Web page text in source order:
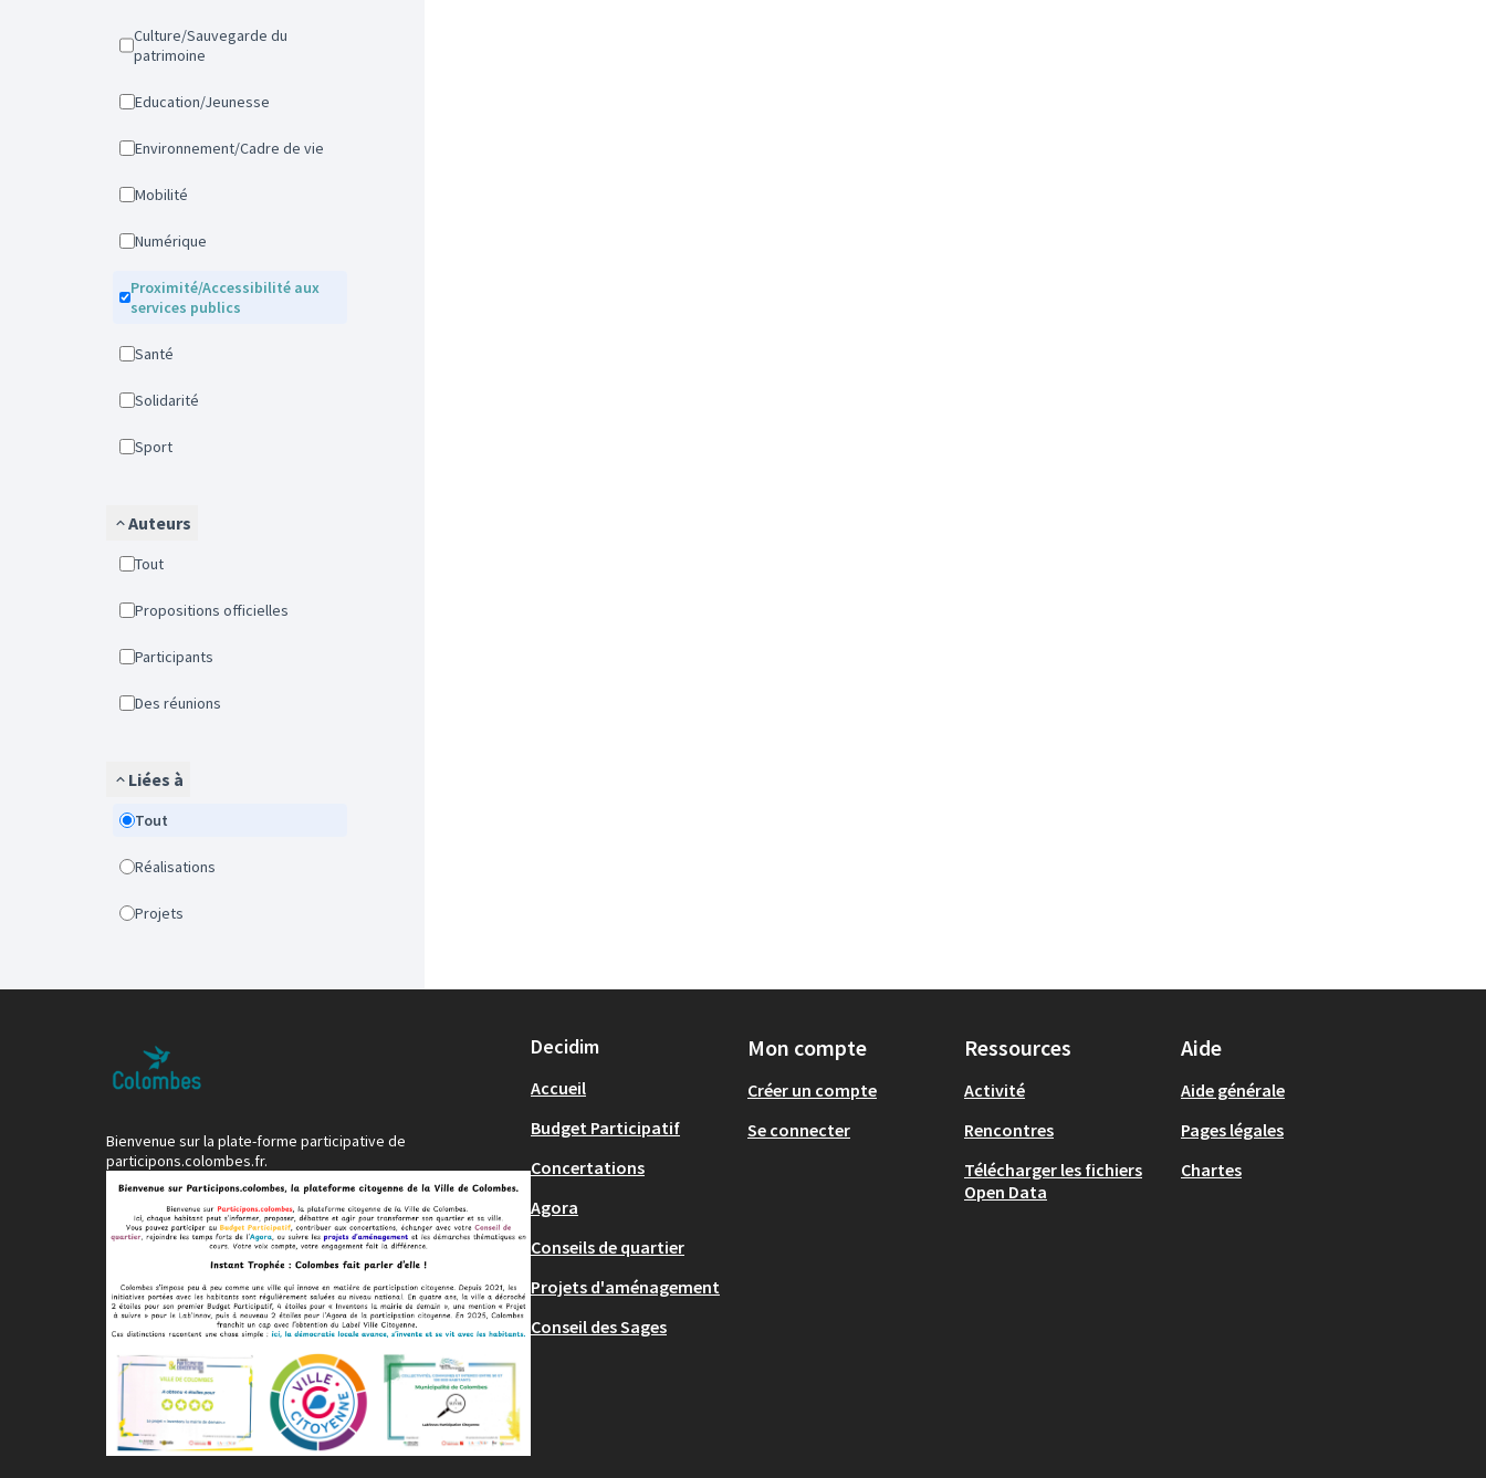
Culture/Sauvegarde du
patrimoine
Education/Jeunesse
Environnement/Cadre de vie
Mobilité
Numérique
Proximité/Accessibilité aux
services publics
Santé
Solidarité
Sport
Auteurs
Tout
Propositions officielles
Participants
Des réunions
Liées à
Tout
Réalisations
Projets
Bienvenue sur la plate-forme participative de
participons.colombes.fr.
Decidim
Accueil
Budget Participatif
Concertations
Agora
Conseils de quartier
Projets d'aménagement
Conseil des Sages
Mon compte
Créer un compte
Se connecter
Ressources
Activité
Rencontres
Télécharger les fichiers
Open Data
Aide
Aide générale
Pages légales
Chartes